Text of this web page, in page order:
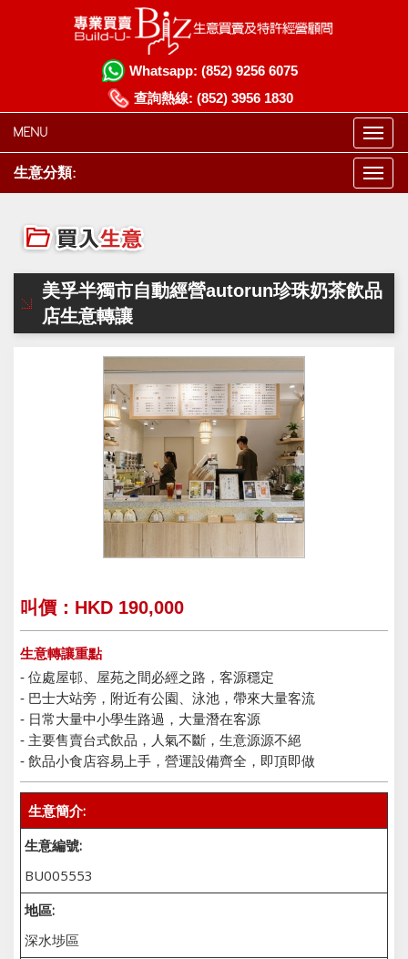
Whatsapp: (852) 9256 6075
查詢熱線: (852) 3956 1830
MENU
生意分類:
美孚半獨市自動經營autorun珍珠奶茶飲品
店生意轉讓
叫價：HKD 190,000
生意轉讓重點
- 位處屋邨、屋苑之間必經之路，客源穩定
- 巴士大站旁，附近有公園、泳池，帶來大量客流
- 日常大量中小學生路過，大量潛在客源
- 主要售賣台式飲品，人氣不斷，生意源源不絕
- 飲品小食店容易上手，營運設備齊全，即頂即做
生意簡介:
生意編號:
BU005553
地區:
深水埗區